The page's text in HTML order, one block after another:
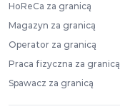
HoReCa za granicą
Magazyn za granicą
Operator za granicą
Praca fizyczna za granicą
Spawacz za granicą